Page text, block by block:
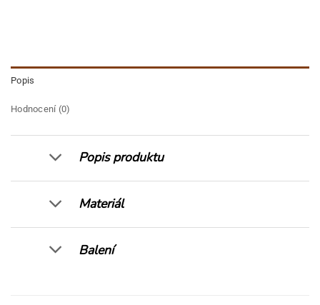
Popis
Hodnocení (0)
Popis produktu
Materiál
Balení